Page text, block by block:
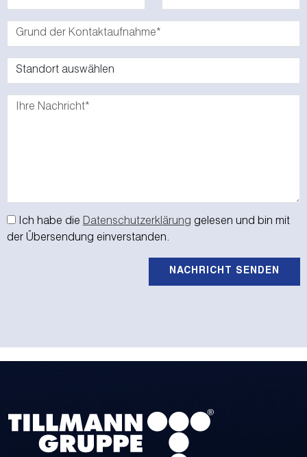
Ich habe die Datenschutzerklärung gelesen und bin mit
der Übersendung einverstanden.